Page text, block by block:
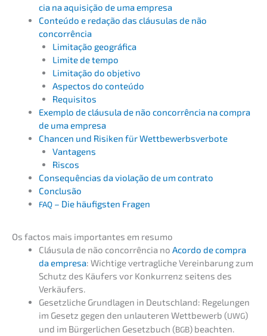
cia na aquisi­ção de uma empresa
Conteú­do e redação das cláusu­las de não
concorrência
Limita­ção geográfica
Limite de tempo
Limita­ção do objetivo
Aspec­tos do conteúdo
Requi­si­tos
Exemplo de cláusu­la de não concor­rên­cia na compra
de uma empresa
Chancen und Risiken für Wettbewerbsverbote
Vanta­gens
Riscos
Conse­quên­ci­as da viola­ção de um contrato
Conclusão
FAQ – Die häufigs­ten Fragen
Os factos mais importan­tes em resumo
Cláusu­la de não concor­rên­cia no Acordo de compra
da empre­sa: Wichti­ge vertrag­li­che Verein­ba­rung zum
Schutz des Käufers vor Konkur­renz seitens des
Verkäufers.
Gesetz­li­che Grund­la­gen in Deutsch­land: Regelun­gen
im Gesetz gegen den unlau­te­ren Wettbe­werb (UWG)
und im Bürger­li­chen Gesetz­buch (BGB) beachten.